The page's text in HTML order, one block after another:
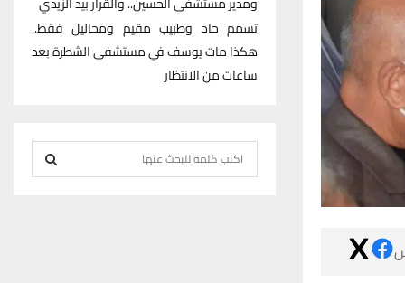
تسمم حاد وطبيب مقيم ومحاليل فقط..
هكذا مات يوسف في مستشفى الشطرة بعد
ساعات من الانتظار
e